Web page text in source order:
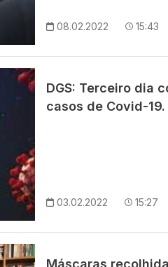
08.02.2022 15:43
DGS: Terceiro dia
casos de Covid-19.
03.02.2022 15:27